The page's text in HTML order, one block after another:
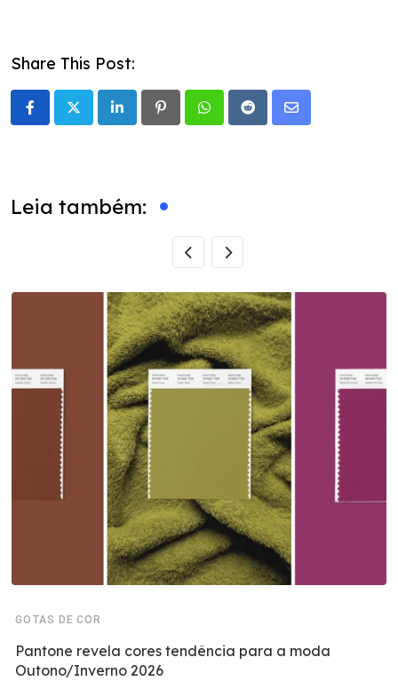
Share This Post:
LinkedIn PinterestWhatsappRedditShare
Leia também:
GOTAS DE COR
Pantone revela cores tendência para a moda
Outono/Inverno 2026